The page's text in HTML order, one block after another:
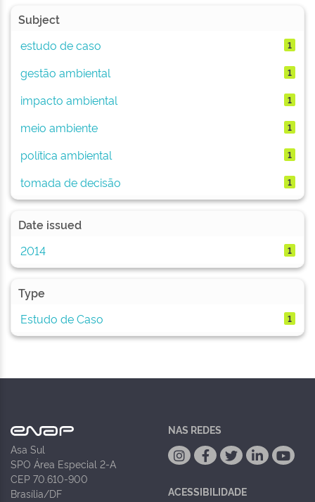
Subject
estudo de caso
1
gestão ambiental 1
impacto ambiental 1
meio ambiente 1
política ambiental 1
tomada de decisão 1
Date issued
2014
1
Type
Estudo de Caso
1
Asa Sul
SPO Área Especial 2-A
CEP 70.610-900
Brasília/DF
NAS REDES
ACESSIBILIDADE